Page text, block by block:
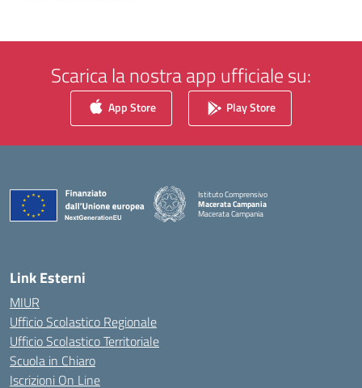
Scarica la nostra app ufficiale su:
App Store Play Store
Istituto Comprensivo
Macerata Campania
Macerata Campania
— Visita la pagina iniziale della scuola
Link Esterni
MIUR
Ufficio Scolastico Regionale
Ufficio Scolastico Territoriale
Scuola in Chiaro
Iscrizioni On Line